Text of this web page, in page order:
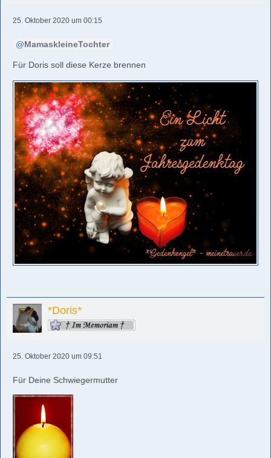
25. Oktober 2020 um 00:15
MamaskleineTochter
Für Doris soll diese Kerze brennen
*Doris*
25. Oktober 2020 um 09:51
Für Deine Schwiegermutter